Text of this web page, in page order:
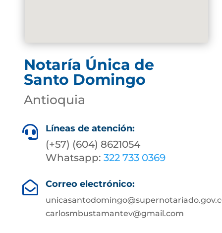
Notaría Única de
Santo Domingo
Antioquia
 Líneas de atención:
(+57) (604) 8621054
Whatsapp: 322 733 0369
 Correo electrónico:
carlosmbustamantev@gmail.com